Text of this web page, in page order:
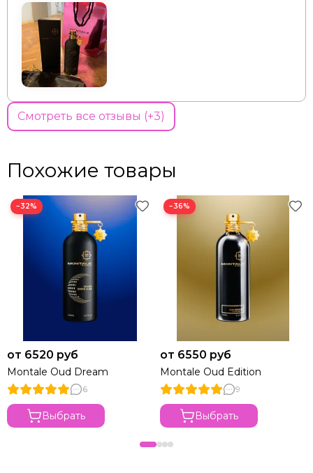
Смотреть все отзывы (+3)
Похожие товары
−32%
от 6520 руб
Montale Oud Dream
6
Выбрать
−36%
от 6550 руб
Montale Oud Edition
9
Выбрать